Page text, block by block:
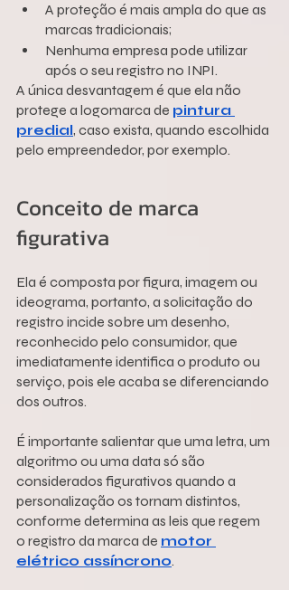
A proteção é mais ampla do que as
marcas tradicionais;
Nenhuma empresa pode utilizar
após o seu registro no INPI.
A única desvantagem é que ela não
protege a logomarca de pintura
predial, caso exista, quando escolhida
pelo empreendedor, por exemplo.
Conceito de marca
figurativa
Ela é composta por figura, imagem ou
ideograma, portanto, a solicitação do
registro incide sobre um desenho,
reconhecido pelo consumidor, que
imediatamente identifica o produto ou
serviço, pois ele acaba se diferenciando
dos outros.
É importante salientar que uma letra, um
algoritmo ou uma data só são
considerados figurativos quando a
personalização os tornam distintos,
conforme determina as leis que regem
o registro da marca de motor
elétrico assíncrono.